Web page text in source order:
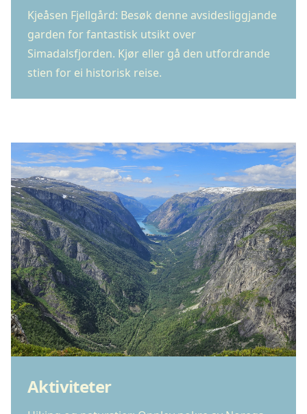
Kjeåsen Fjellgård: Besøk denne avsidesliggjande
garden for fantastisk utsikt over
Simadalsfjorden. Kjør eller gå den utfordrande
stien for ei historisk reise.
Aktiviteter